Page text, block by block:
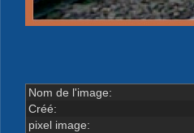
Nom de l'image:
Créé:
pixel image: